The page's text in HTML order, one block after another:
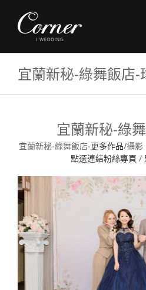
content
宜蘭新秘-綠舞飯店-
宜蘭新秘-綠
宜蘭新秘-綠舞飯店-更多作品/攝影
點選連結粉絲專頁 /